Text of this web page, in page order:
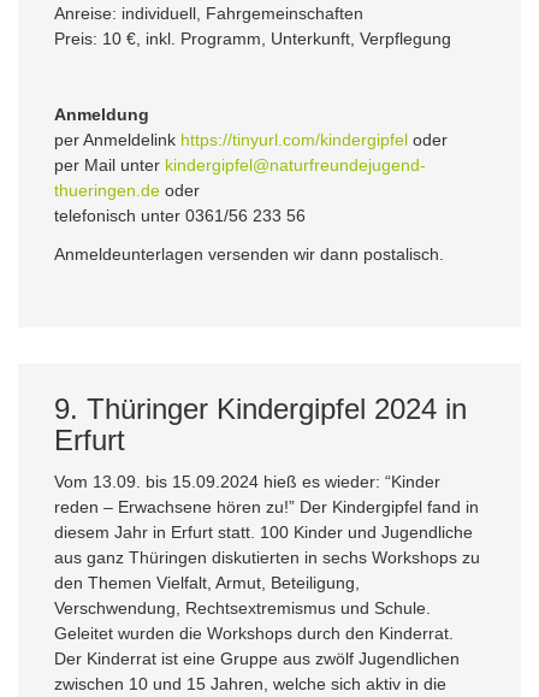
Anreise: individuell, Fahrgemeinschaften
Preis: 10 €, inkl. Programm, Unterkunft, Verpflegung
Anmeldung
per Anmeldelink https://tinyurl.com/kindergipfel oder
per Mail unter kindergipfel@naturfreundejugend-
thueringen.de oder
telefonisch unter 0361/56 233 56
Anmeldeunterlagen versenden wir dann postalisch.
9. Thüringer Kindergipfel 2024 in
Erfurt
Vom 13.09. bis 15.09.2024 hieß es wieder: “Kinder
reden – Erwachsene hören zu!” Der Kindergipfel fand in
diesem Jahr in Erfurt statt. 100 Kinder und Jugendliche
aus ganz Thüringen diskutierten in sechs Workshops zu
den Themen Vielfalt, Armut, Beteiligung,
Verschwendung, Rechtsextremismus und Schule.
Geleitet wurden die Workshops durch den Kinderrat.
Der Kinderrat ist eine Gruppe aus zwölf Jugendlichen
zwischen 10 und 15 Jahren, welche sich aktiv in die